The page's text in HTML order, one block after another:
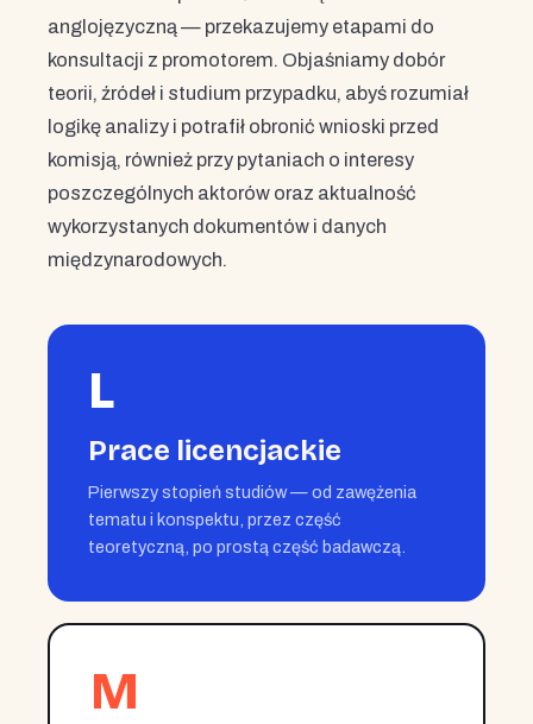
anglojęzyczną — przekazujemy etapami do
konsultacji z promotorem. Objaśniamy dobór
teorii, źródeł i studium przypadku, abyś rozumiał
logikę analizy i potrafił obronić wnioski przed
komisją, również przy pytaniach o interesy
poszczególnych aktorów oraz aktualność
wykorzystanych dokumentów i danych
międzynarodowych.
L
Prace licencjackie
Pierwszy stopień studiów — od zawężenia
tematu i konspektu, przez część
teoretyczną, po prostą część badawczą.
M